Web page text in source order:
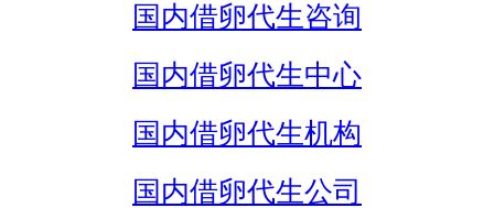
国内借卵代生咨询
国内借卵代生中心
国内借卵代生机构
国内借卵代生公司